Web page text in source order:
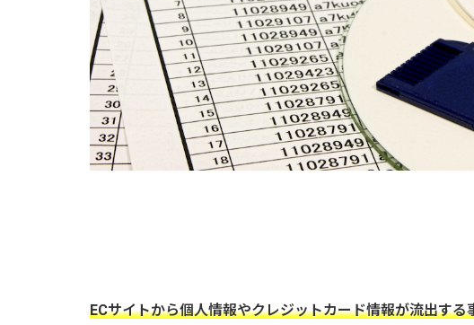
ECサイトから個人情報やクレジットカード情報が流出す